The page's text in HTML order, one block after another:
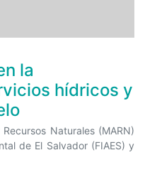
la
hídricos y
Naturales (MARN)
de El Salvador (FIAES) y